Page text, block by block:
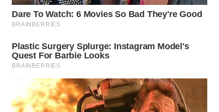
WN
TAPANULI
WN DELI
WN
TEBING